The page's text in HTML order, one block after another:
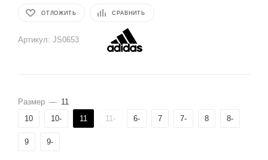
ОТЛОЖИТЬ СРАВНИТЬ
Артикул: JS0653
Размер — 11
10
10- 11 11- 6- 7 7- 8 8-
9 9-